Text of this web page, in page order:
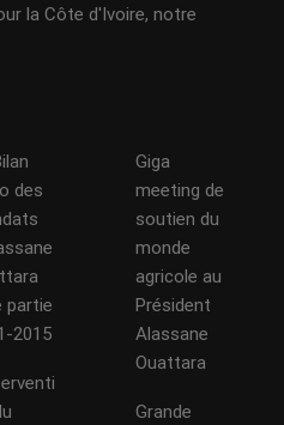
la Côte d'Ivoire, notre
des
partie
2015
Giga
meeting de
soutien du
monde
agricole au
Président
Alassane
Ouattara
Grande